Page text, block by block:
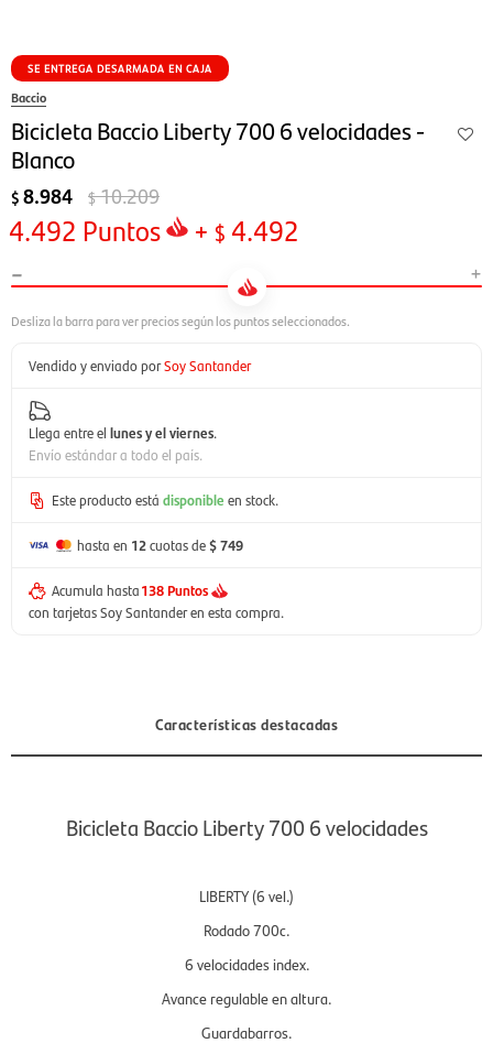
SE ENTREGA DESARMADA EN CAJA
Baccio
Bicicleta Baccio Liberty 700 6 velocidades -
Blanco
$ 8.984 $10.209
4.492 Puntos + $ 4.492
- +
Vendido y enviado porSoy Santander
Llega entre el lunes y el viernes.
Envío estándar a todo el país.
Este producto está disponible en stock.
hasta en 12cuotas de$ 749
Acumula hasta138 Puntos
con tarjetas Soy Santander en esta compra.
Características destacadas
Bicicleta Baccio Liberty 700 6 velocidades
LIBERTY (6 vel.)
Rodado 700c.
6 velocidades index.
Avance regulable en altura.
Guardabarros.